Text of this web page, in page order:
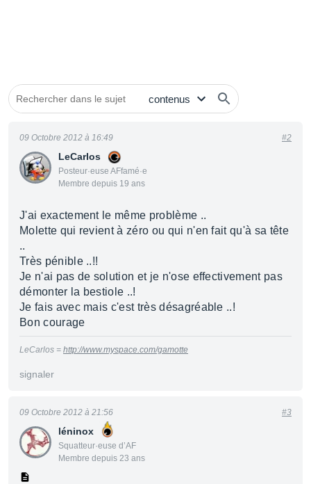
LeCarlos
Posteur·euse AFfamé·e
Membre depuis 19 ans
09 Octobre 2012 à 16:49 #2
J'ai exactement le même problème ..
Molette qui revient à zéro ou qui n'en fait qu'à sa tête
..
Très pénible ..!!
Je n'ai pas de solution et je n'ose effectivement pas
démonter la bestiole ..!
Je fais avec mais c'est très désagréable ..!
Bon courage
LeCarlos = http://www.myspace.com/gamotte
signaler
léninox
Squatteur·euse d’AF
Membre depuis 23 ans
09 Octobre 2012 à 21:56 #3